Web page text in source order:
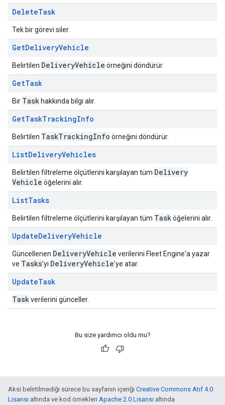
DeleteTask
Tek bir görevi siler.
GetDeliveryVehicle
Belirtilen DeliveryVehicle örneğini döndürür.
GetTask
Bir Task hakkında bilgi alır.
GetTaskTrackingInfo
Belirtilen TaskTrackingInfo örneğini döndürür.
ListDeliveryVehicles
Belirtilen filtreleme ölçütlerini karşılayan tüm Delivery
Vehicle öğelerini alır.
ListTasks
Belirtilen filtreleme ölçütlerini karşılayan tüm Tasköğelerini alır.
UpdateDeliveryVehicle
Güncellenen DeliveryVehicle verilerini Fleet Engine'a yazar
ve Tasks'yi DeliveryVehicle'ye atar.
UpdateTask
Taskverilerini günceller.
Bu size yardımcı oldu mu?
Aksi belirtilmediği sürece bu sayfanın içeriği Creative Commons Atıf 4.0
Lisansı altında ve kod örnekleri Apache 2.0 Lisansı altında